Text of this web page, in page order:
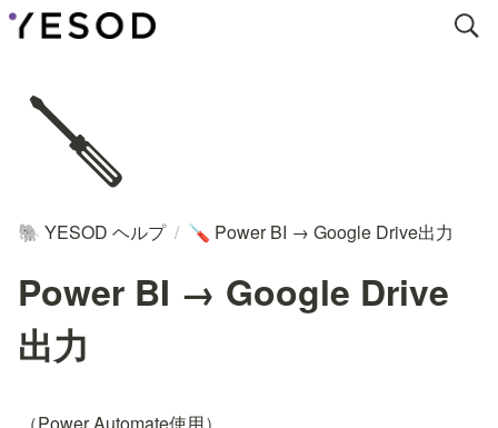
🪛
🐘 YESOD ヘルプ / 🪛 Power BI → Google Drive出力
Power BI → Google Drive
出力